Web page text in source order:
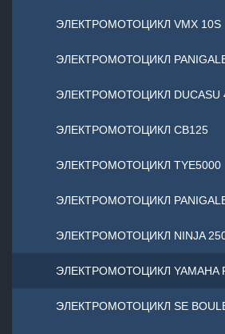
ЭЛЕКТРОМОТОЦИКЛ VMX 10S
ЭЛЕКТРОМОТОЦИКЛ
ЭЛЕКТРОМОТОЦИКЛ DUCASU
ЭЛЕКТРОМОТОЦИКЛ CB125
ЭЛЕКТРОМОТОЦИКЛ TYE5000
ЭЛЕКТРОМОТОЦИКЛ
ЭЛЕКТРОМОТОЦИКЛ NINJA
ЭЛЕКТРОМОТОЦИКЛ YAMAHA
ЭЛЕКТРОМОТОЦИКЛ SE